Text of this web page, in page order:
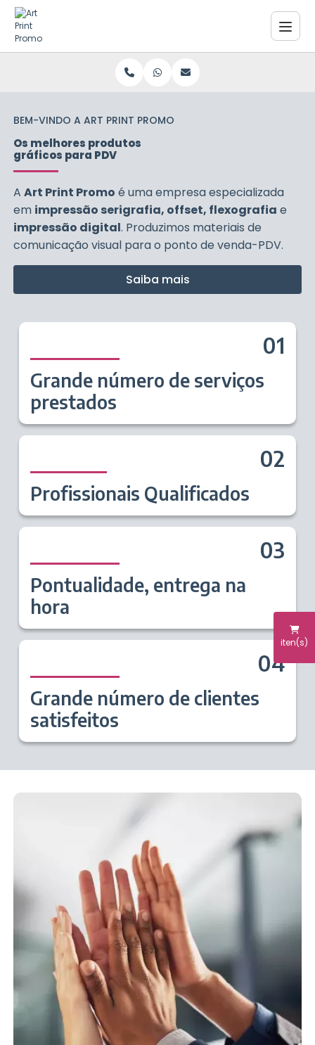
iten(s)
BEM-VINDO A ART PRINT PROMO
Os melhores produtos
gráficos para PDV
AArt Print Promo é uma empresa especializada
em impressão serigrafia, offset, flexografia e
impressão digital. Produzimos materiais de
comunicação visual para o ponto de venda-PDV.
Saiba mais
01
Grande número de serviços
prestados
02
Profissionais Qualificados
03
Pontualidade, entrega na
hora
04
Grande número de clientes
satisfeitos